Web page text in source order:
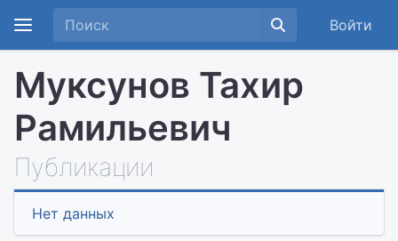
Войти
Муксунов Тахир
Рамильевич
Публикации
Нет данных